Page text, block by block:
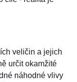
veličin a jejich
určit okamžité
náhodné vlivy